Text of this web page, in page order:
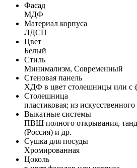
Фасад
МДФ
Материал корпуса
ЛДСП
Цвет
Белый
Стиль
Минимализм, Современный
Стеновая панель
ХДФ в цвет столешницы или с
Столешница
пластиковая; из
Выкатные системы
ПВШ полного открывания,
(Россия) и др.
Сушка для посуды
Хромированная
Цоколь